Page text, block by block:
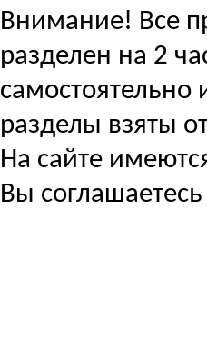
Внимание! Все
разделен на 2
самостоятельно
разделы взяты
На сайте
Вы